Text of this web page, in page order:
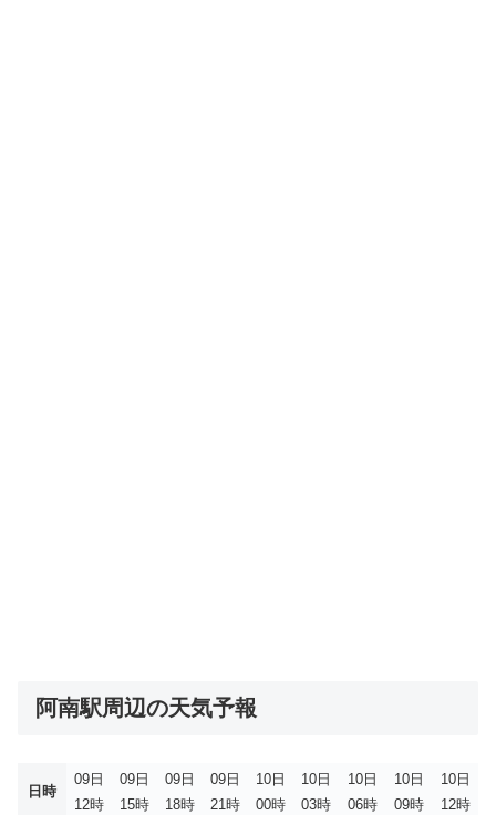
阿南駅周辺の天気予報
日時
09日
12時
09日
15時
09日
18時
09日
21時
10日
00時
10日
03時
10日
06時
10日
09時
10日
12時